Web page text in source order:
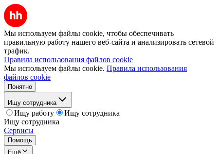
Мы используем файлы cookie, чтобы обеспечивать
правильную работу нашего веб-сайта и анализировать сетевой
трафик.
Правила использования файлов cookie
Мы используем файлы cookie. Правила использования
файлов cookie
Понятно
Ищу сотрудника
Ищу работу
Ищу сотрудника
Ищу сотрудника
Сервисы
Помощь
Ещё